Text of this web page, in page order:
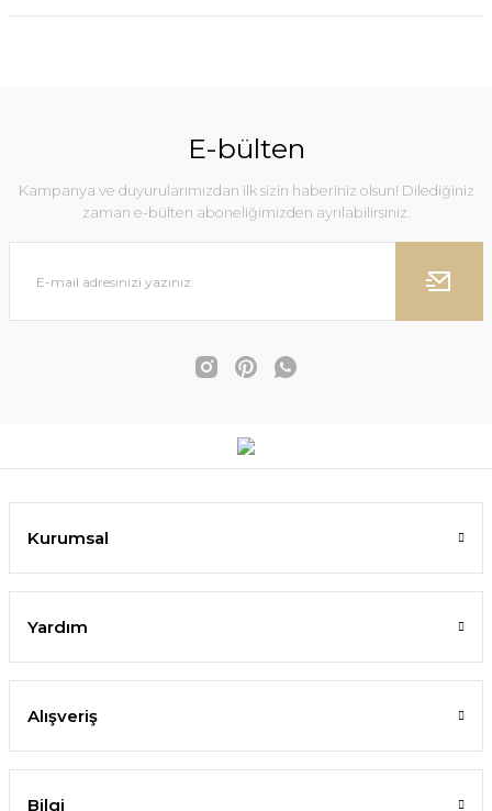
E-bülten
Kampanya ve duyurularımızdan ilk sizin haberiniz olsun! Dilediğiniz
zaman e-bülten aboneliğimizden ayrılabilirsiniz.
Kurumsal
Yardım
Alışveriş
Bilgi